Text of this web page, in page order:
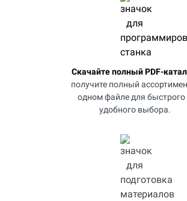
Скачайте полный PDF-
получите полный
одном файле для быстрого
удобного выбора.